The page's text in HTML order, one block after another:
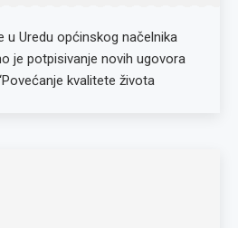
u Uredu općinskog načelnika
je potpisivanje novih ugovora
kvalitete života